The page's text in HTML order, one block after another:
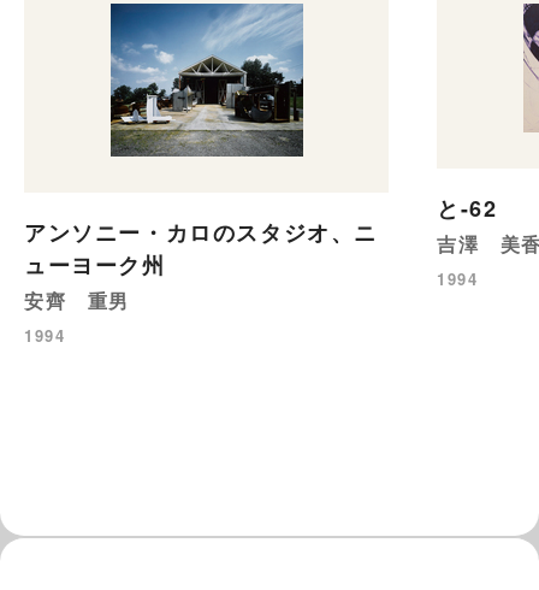
アンソニー・カロのスタジオ、ニ
ューヨーク州
安齊 重男
1994
と-62
吉澤 美
1994